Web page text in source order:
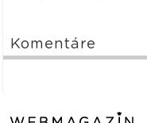
Komentáre